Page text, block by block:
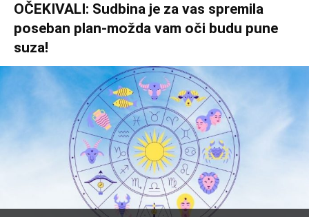
OČEKIVALI: Sudbina je za vas spremila
poseban plan-možda vam oči budu pune
suza!